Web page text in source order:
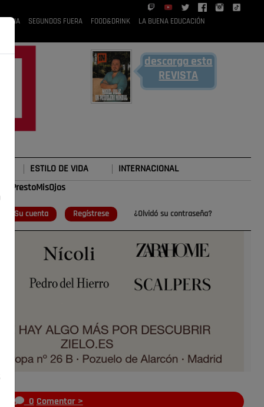
RUBIA SEGUNDOS FUERA FOOD&DRINK
LA BUENA EDUCACIÓN
descarga esta
REVISTA
ESTILO DE VIDA INTERNACIONAL
#TePrestoMisOjos
Su cuenta Regístrese ¿Olvidó su contraseña?
0 Comentar >